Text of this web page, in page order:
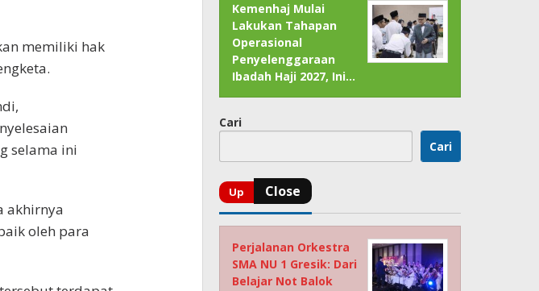
memiliki hak
selama ini
akhirnya
oleh para
Kemenhaj Mulai
Lakukan Tahapan
Operasional
Penyelenggaraan
Ibadah Haji 2027, Ini…
Cari
Cari
Perjalanan Orkestra
SMA NU 1 Gresik: Dari
Belajar Not Balok